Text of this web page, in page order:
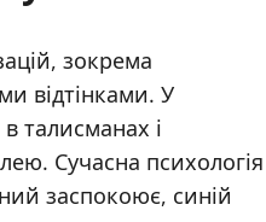
зокрема
відтінками. У
талисманах і
Сучасна психологія
заспокоює, синій